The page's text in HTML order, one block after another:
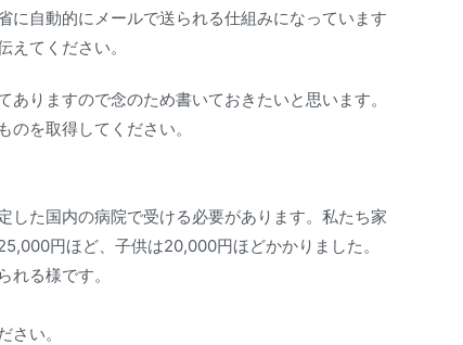
に自動的にメールで送られる仕組みになっています
てください。
りますので念のため書いておきたいと思います。
を取得してください。
した国内の病院で受ける必要があります。私たち家
円ほど、子供は20,000円ほどかかりました。
る様です。
い。